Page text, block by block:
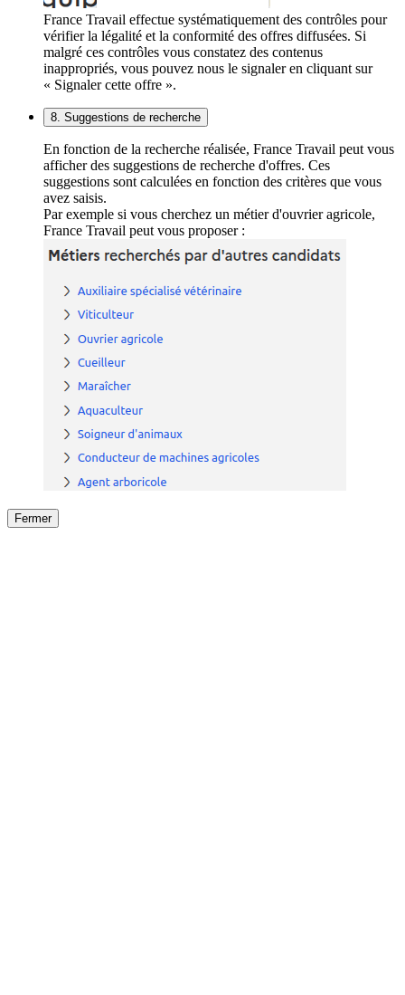
France Travail effectue systématiquement des contrôles pour
vérifier la légalité et la conformité des offres diffusées. Si
malgré ces contrôles vous constatez des contenus
inappropriés, vous pouvez nous le signaler en cliquant sur
« Signaler cette offre ».
8. Suggestions de recherche
En fonction de la recherche réalisée, France Travail peut vous
afficher des suggestions de recherche d'offres. Ces
suggestions sont calculées en fonction des critères que vous
avez saisis.
Par exemple si vous cherchez un métier d'ouvrier agricole,
France Travail peut vous proposer :
Fermer